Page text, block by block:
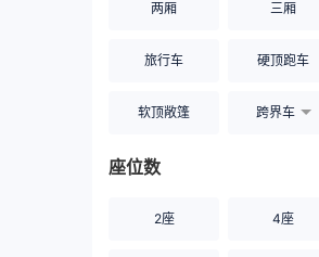
两厢 三厢
旅行车 硬顶跑车
软顶敞篷 跨界车
座位数
2座 4座